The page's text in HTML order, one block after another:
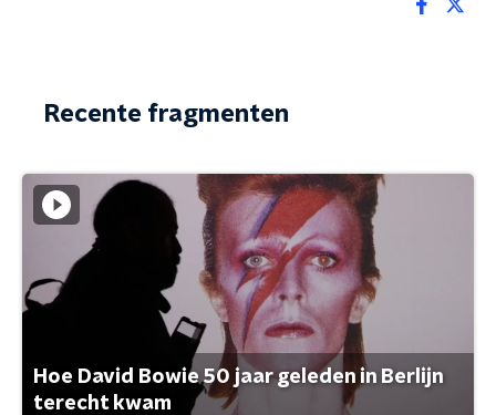
Recente fragmenten
Hoe David Bowie 50 jaar geleden in Berlijn
terecht kwam